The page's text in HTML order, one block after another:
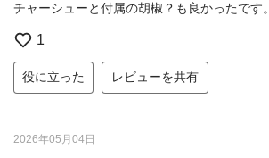
チャーシューと付属の胡椒？も良かったです。
1
役に立った レビューを共有
2026年05月04日